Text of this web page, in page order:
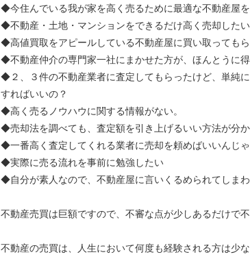
◆今住んでいる我が家を高く売るために最適な不動産屋を
◆不動産・土地・マンションをできるだけ高く売却したい
◆高値買取をアピールしている不動産屋に買い取っても
◆不動産仲介の専門家一社にまかせた方が、ほんとうに
◆２、３件の不動産業者に査定してもらったけど、単純
すればいいの？
◆高く売るノウハウに関する情報がない。
◆売却法を調べても、査定額を引き上げるいい方法が分か
◆一番高く査定してくれる業者に売却を頼めばいいんじ
◆実際に売る流れを事前に勉強したい
◆自分が素人なので、不動産屋に言いくるめられてしま
不動産売買は巨額ですので、不審な点が少しあるだけで
不動産の売買は、人生において何度も経験される方は少